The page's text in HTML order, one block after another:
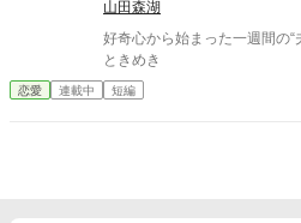
彼自身が「歪んだ」と感じる
と自己嫌悪を伴う記憶です。 しかし、この物語の核心は、単なる
過去の告白にはありません。
かに見守り続けたのか——と
山田森湖
好奇心から始まった一週間の
ときめき
恋愛 連載中 短編